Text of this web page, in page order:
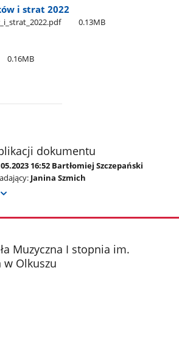
i strat 2022
0.13MB
0.16MB
dokumentu
16:52 Bartłomiej Szczepański
Janina Szmich
Muzyczna I stopnia im.
Olkuszu